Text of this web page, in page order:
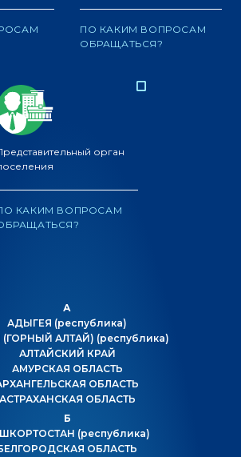
ПО КАКИМ ВОПРОСАМ
ОБРАЩАТЬСЯ?
орган
КАКИМ ВОПРОСАМ
А
АДЫГЕЯ (республика)
(ГОРНЫЙ АЛТАЙ) (республика)
АЛТАЙСКИЙ КРАЙ
АМУРСКАЯ ОБЛАСТЬ
ОБЛАСТЬ
АСТРАХАНСКАЯ ОБЛАСТЬ
Б
(республика)
ОБЛАСТЬ